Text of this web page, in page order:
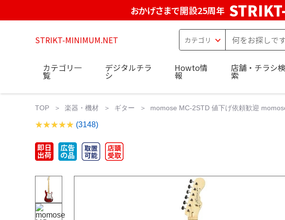
おかげさまで開設25周年
STRIKT-MINIMUM.NET
カテゴリ一
覧
デジタルチラ
シ
Howto情
報
店舗・チラシ検
索
TOP 楽器・機材 ギター momose MC-2STD 値下げ依頼歓迎
(3148)